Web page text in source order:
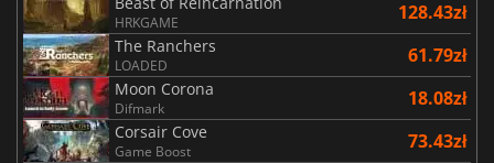
HRKGAME 128.43zł
The Ranchers
LOADED 61.79zł
Moon Corona
Difmark 18.08zł
Corsair Cove
Game Boost 73.43zł